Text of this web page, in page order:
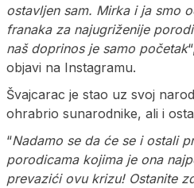
ostavljen sam. Mirka i ja smo
franaka za najugriženije
naš doprinos je samo početak
objavi na Instagramu.
Švajcarac je stao uz svoj
ohrabrio sunarodnike, ali i
“Nadamo se da će se i ostali
porodicama kojima je ona
prevazići ovu krizu! Ostanite